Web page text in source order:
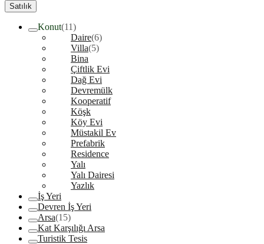
Satılık
Konut(11)
Daire(6)
Villa(5)
Bina
Çiftlik Evi
Dağ Evi
Devremülk
Kooperatif
Köşk
Köy Evi
Müstakil Ev
Prefabrik
Residence
Yalı
Yalı Dairesi
Yazlık
İş Yeri
Devren İş Yeri
Arsa(15)
Kat Karşılığı Arsa
Turistik Tesis